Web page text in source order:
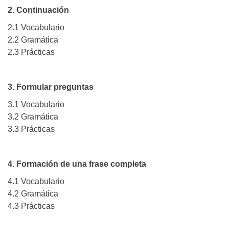
2. Continuación
2.1 Vocabulario
2.2 Gramática
2.3 Prácticas
3. Formular preguntas
3.1 Vocabulario
3.2 Gramática
3.3 Prácticas
4. Formación de una frase completa
4.1 Vocabulario
4.2 Gramática
4.3 Prácticas